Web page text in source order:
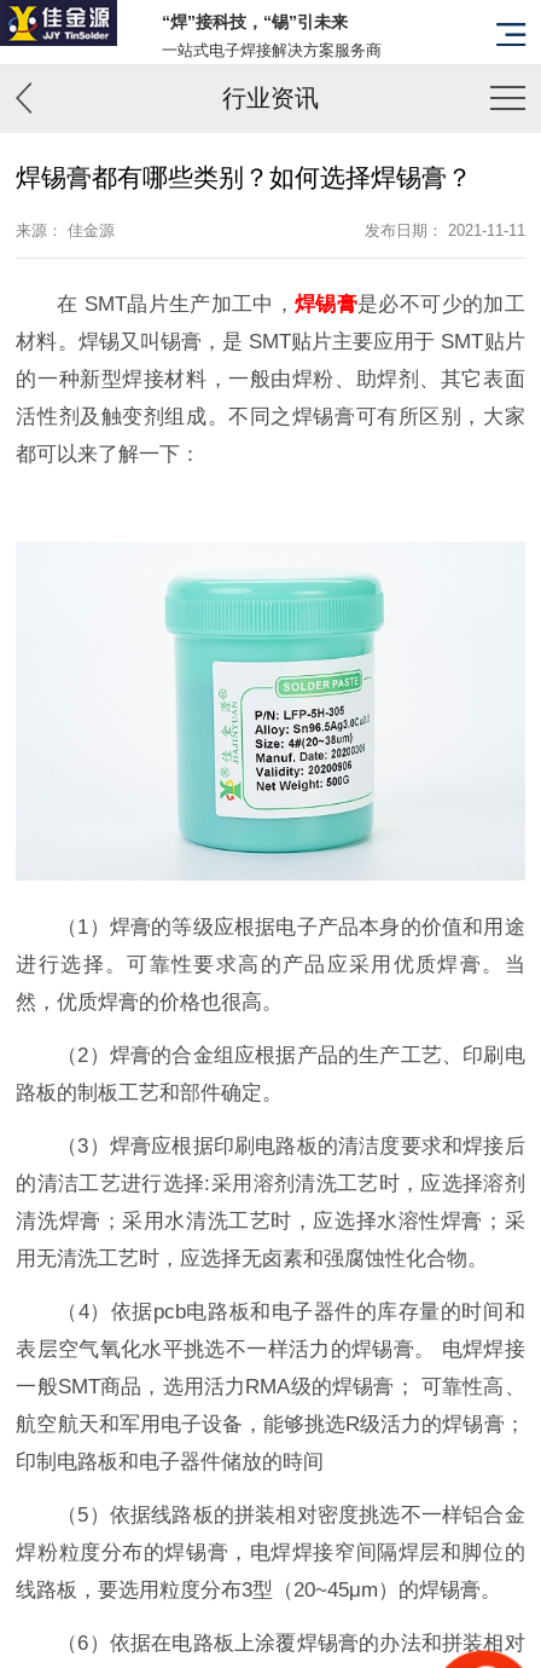
“焊”接科技，“锡”引未来
一站式电子焊接解决方案服务商
行业资讯
焊锡膏都有哪些类别？如何选择焊锡膏？
来源： 佳金源 发布日期： 2021-11-11
在 SMT晶片生产加工中，焊锡膏是必不可少的加工
材料。焊锡又叫锡膏，是 SMT贴片主要应用于 SMT贴片
的一种新型焊接材料，一般由焊粉、助焊剂、其它表面
活性剂及触变剂组成。不同之焊锡膏可有所区别，大家
都可以来了解一下：
（1）焊膏的等级应根据电子产品本身的价值和用途
进行选择。可靠性要求高的产品应采用优质焊膏。当
然，优质焊膏的价格也很高。
（2）焊膏的合金组应根据产品的生产工艺、印刷电
路板的制板工艺和部件确定。
（3）焊膏应根据印刷电路板的清洁度要求和焊接后
的清洁工艺进行选择:采用溶剂清洗工艺时，应选择溶剂
清洗焊膏；采用水清洗工艺时，应选择水溶性焊膏；采
用无清洗工艺时，应选择无卤素和强腐蚀性化合物。
（4）依据pcb电路板和电子器件的库存量的时间和
表层空气氧化水平挑选不一样活力的焊锡膏。 电焊焊接
一般SMT商品，选用活力RMA级的焊锡膏； 可靠性高、
航空航天和军用电子设备，能够挑选R级活力的焊锡膏；
印制电路板和电子器件储放的時间
（5）依据线路板的拼装相对密度挑选不一样铝合金
焊粉粒度分布的焊锡膏，电焊焊接窄间隔焊层和脚位的
线路板，要选用粒度分布3型（20~45μm）的焊锡膏。
（6）依据在电路板上涂覆焊锡膏的办法和拼装相对